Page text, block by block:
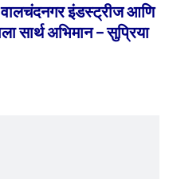
इंडस्ट्रीज आणि
सार्थ अभिमान – सुप्रिया